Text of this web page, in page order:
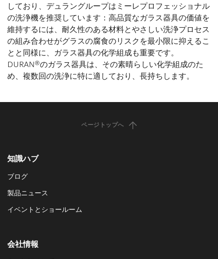
しており、デュラングループはミーレプロフェッショナル
の洗浄機を推奨しています：高品質なガラス器具の価値を
維持するには、耐久性のある材料とやさしい洗浄プロセス
の組み合わせがグラスの腐食のリスクを最小限に抑えるこ
とと同様に、ガラス器具の化学組成も重要です。
DURAN®のガラス器具は、その素晴らしい化学組成のた
め、複数回の洗浄に特に適しており、長持ちします。
ページトップへ
知識ハブ
ブログ
製品ニュース
イベントとショールーム
会社情報